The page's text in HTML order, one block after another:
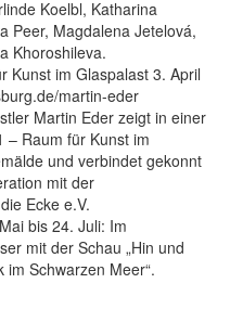
Koelbl, Katharina
Peer, Magdalena Jetelová,
Khoroshileva.
Kunst im Glaspalast 3. April
martin-eder
Martin Eder zeigt in einer
– Raum für Kunst im
und verbindet gekonnt
mit der
Ecke e.V.
bis 24. Juli: Im
mit der Schau „Hin und
im Schwarzen Meer“.